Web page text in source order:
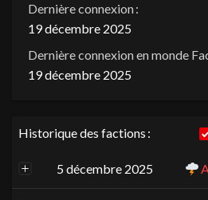
Dernière connexion :
19 décembre 2025
Dernière connexion en monde
19 décembre 2025
Historique des factions :
5 décembre 2025